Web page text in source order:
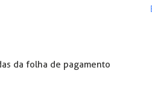
da folha de pagamento